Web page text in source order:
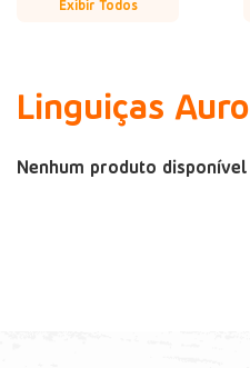
Exibir Todos
Linguiças
Nenhum produto disponível